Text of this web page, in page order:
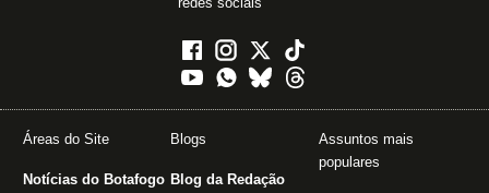
Áreas do Site
Notícias do Botafogo
Blogs
Blog da Redação
Assuntos mais
populares